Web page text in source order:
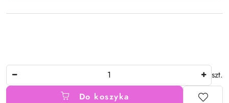
szt.
Do koszyka